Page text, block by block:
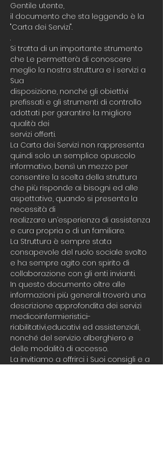
Gentile utente,
il documento che sta leggendo è la
"Carta dei Servizi".
.
Si tratta di un importante strumento
che Le permetterà di conoscere
meglio la nostra struttura e i servizi a
Sua
disposizione, nonché gli obiettivi
prefissati e gli strumenti di controllo
adottati per garantire la migliore
qualità dei
servizi offerti.
La Carta dei Servizi non rappresenta
quindi solo un semplice opuscolo
informativo, bensì un mezzo per
consentire la scelta della struttura
che più risponde ai bisogni ed alle
aspettative, quando si presenta la
necessità di
realizzare un’esperienza di assistenza
e cura propria o di un familiare.
La Struttura è sempre stata
consapevole del ruolo sociale svolto
e ha sempre agito con spirito di
collaborazione con gli enti invianti.
In questo documento oltre alle
informazioni più generali troverà una
descrizione approfondita dei servizi
medicoinfermieristici-
riabilitativi,educativi ed assistenziali,
nonché del servizio alberghiero e
delle modalità di accesso.
La invitiamo a offrirci i Suoi consigli e a